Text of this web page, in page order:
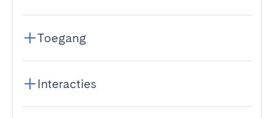
Toegang
Interacties